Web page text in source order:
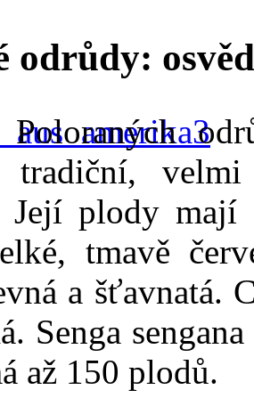
odrůdy:
Poloraných
tradiční,
Její plody mají
tmavě
a šťavnatá.
Senga
až 150 plodů.